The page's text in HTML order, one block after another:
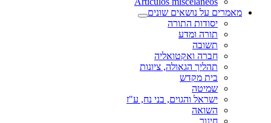
מאמרים על נושאים שונים
יסודות התורה
תורה ומדע
תשובה
חברה ואקטואליה
תהליך הגאולה, ציונות
בית מקדש
שמיטה
ישראל והגוים, בני נח, ע"ז
השואה